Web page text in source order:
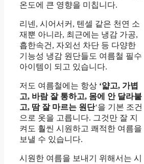
온도에 큰 영향을 미칩니다.
리넨, 시어서커, 텐셀 같은 천연 소
재뿐 아니라, 최근에는 냉감 가공,
흡한속건, 자외선 차단 등 다양한
기능성 냉감 원단들도 여름철 필수
아이템이 되고 있습니다.
저도 여름철에는 항상 ‘얇고, 가볍
고, 바람 잘 통하고, 몸에 안 달라붙
고, 땀 잘 마르는 원단‘을 기본 조건
으로 옷을 고릅니다. 그것만 잘 지
켜도 훨씬 시원하고 쾌적한 여름을
보낼 수 있습니다.
시원한 여름을 보내기 위해서는 시